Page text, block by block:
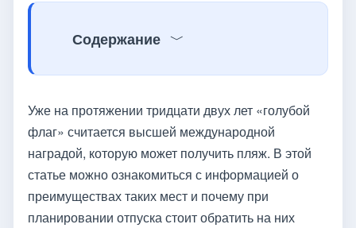
Содержание
Уже на протяжении тридцати двух лет «голубой
флаг» считается высшей международной
наградой, которую может получить пляж. В этой
статье можно ознакомиться с информацией о
преимуществах таких мест и почему при
планировании отпуска стоит обратить на них